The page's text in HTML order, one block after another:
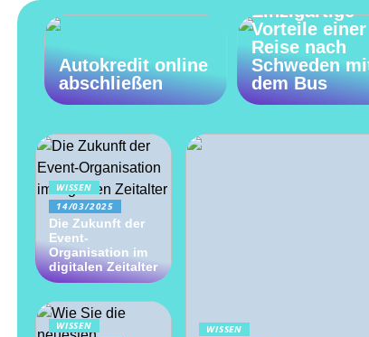
Autokredit online
abschließen
Einzigartige
Vorteile einer
Reise nach
Schweden
dem Bus
WISSEN
14/03/2025
Die Zukunft der
Event-
Organisation im
digitalen Zeitalter
WISSEN
WISSEN